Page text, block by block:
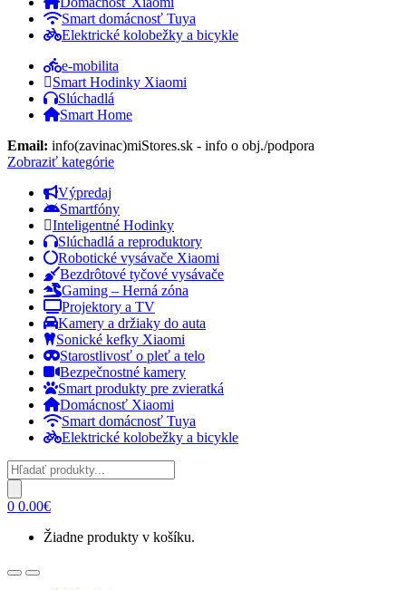
Smart domácnosť Tuya
Elektrické kolobežky a bicykle
e-mobilita
Smart Hodinky Xiaomi
Slúchadlá
Smart Home
Email: info(zavinac)miStores.sk - info o obj./podpora
Zobraziť kategórie
Výpredaj
Smartfóny
Inteligentné Hodinky
Slúchadlá a reproduktory
Robotické vysávače Xiaomi
Bezdrôtové tyčové vysávače
Gaming – Herná zóna
Projektory a TV
Kamery a držiaky do auta
Sonické kefky Xiaomi
Starostlivosť o pleť a telo
Bezpečnostné kamery
Smart produkty pre zvieratká
Domácnosť Xiaomi
Smart domácnosť Tuya
Elektrické kolobežky a bicykle
Products
search
0 0.00€
Žiadne produkty v košíku.
OpenClose